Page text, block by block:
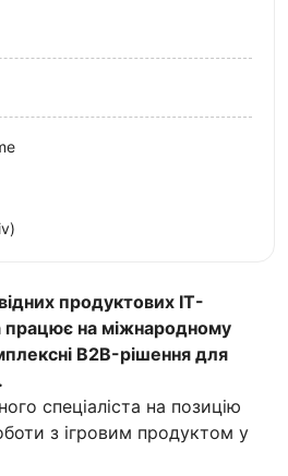
продуктових IT-
працює на міжнародному
B2B-рішення для
спеціаліста на позицію
з ігровим продуктом у